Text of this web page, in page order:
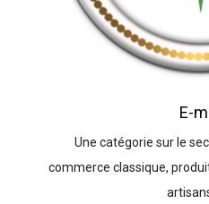
E-
Une catégorie sur le
commerce classique,